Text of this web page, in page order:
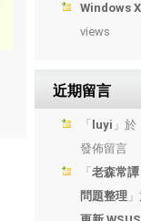
Windows
views
近期留言
「 luyi 」於
發佈留言
「 老森常
問題整理